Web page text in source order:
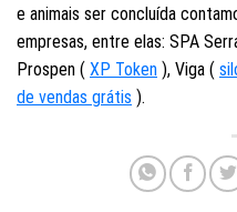
e animais ser concluída
empresas, entre elas: SPA
Prospen ( XP Token ), Viga (
de vendas grátis ).